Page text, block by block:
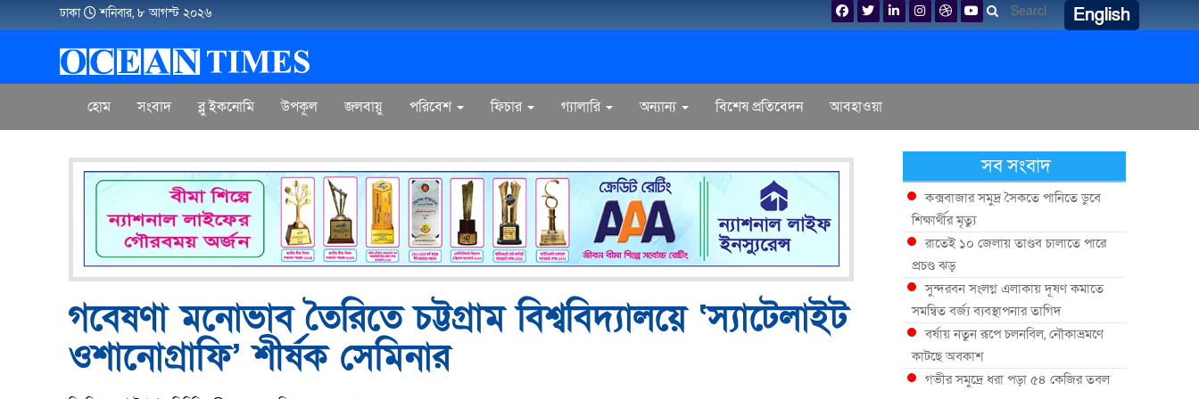
ঢাকা শনিবার, ৮ আগস্ট ২০২৬ English
হোম সংবাদ ব্লু ইকনোমি উপকূল জলবায়ু পরিবেশ ফিচার গ্যালারি অন্যান্য বিশেষ প্রতিবেদন আবহাওয়া
গবেষণা মনোভাব তৈরিতে চট্টগ্রাম বিশ্ববিদ্যালয়ে ‘স্যাটেলাইট
ওশানোগ্রাফি’ শীর্ষক সেমিনার
সব সংবাদ
কক্সবাজার সমুদ্র সৈকতে পানিতে ডুবে
শিক্ষার্থীর মৃত্যু
রাতেই ১০ জেলায় তাণ্ডব চালাতে পারে
প্রচণ্ড ঝড়
সুন্দরবন সংলগ্ন এলাকায় দূষণ কমাতে
সমন্বিত বর্জ্য ব্যবস্থাপনার তাগিদ
বর্ষায় নতুন রূপে চলনবিল, নৌকাভ্রমণে
কাটছে অবকাশ
গভীর সমুদ্রে ধরা পড়া ৫৪ কেজির তবল